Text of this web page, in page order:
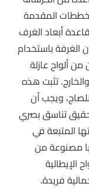
المقدمة
أبعاد الغرف
الغرفة باستخدام
ألواح عازلة
والخارج. تثبت هذه
ويجب أن
تناسق بصري
المتبعة في
مصنوعة من
فريدة.